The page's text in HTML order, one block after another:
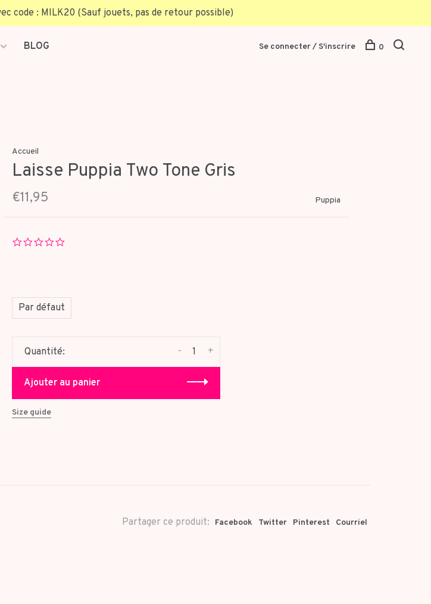
code : MILK20 (Sauf jouets, pas de retour possible)
BLOG Se connecter / S'inscrire 0
Accueil
Laisse Puppia Two Tone Gris
€11,95 Puppia
0.0
Par défaut
Quantité: +
-
Ajouter au panier
Size guide
Partager ce produit: Facebook Twitter Pinterest Courriel